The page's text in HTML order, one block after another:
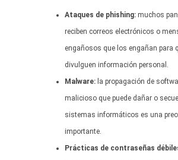
Ataques de phishing: muchos
reciben correos electrónicos o
engañosos que los engañan para
divulguen información personal.
Malware: la propagación de
malicioso que puede dañar o
sistemas informáticos es una
importante.
Prácticas de contraseñas